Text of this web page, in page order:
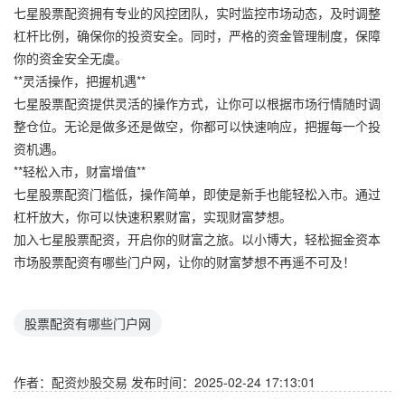
七星股票配资拥有专业的风控团队，实时监控市场动态，及时调整
杠杆比例，确保你的投资安全。同时，严格的资金管理制度，保障
你的资金安全无虞。
**灵活操作，把握机遇**
七星股票配资提供灵活的操作方式，让你可以根据市场行情随时调
整仓位。无论是做多还是做空，你都可以快速响应，把握每一个投
资机遇。
**轻松入市，财富增值**
七星股票配资门槛低，操作简单，即使是新手也能轻松入市。通过
杠杆放大，你可以快速积累财富，实现财富梦想。
加入七星股票配资，开启你的财富之旅。以小博大，轻松掘金资本
市场股票配资有哪些门户网，让你的财富梦想不再遥不可及！
股票配资有哪些门户网
作者：配资炒股交易 发布时间：2025-02-24 17:13:01